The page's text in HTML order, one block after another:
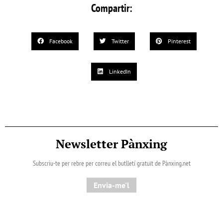
Compartir:
Facebook Twitter Pinterest
LinkedIn
Newsletter Pànxing
Subscriu-te per rebre per correu el butlletí gratuït de Pànxing.net​
Envia-me'l